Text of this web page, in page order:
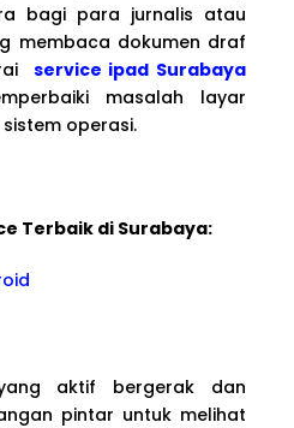
bagi para jurnalis atau
membaca dokumen draf
service ipad Surabaya
masalah layar
operasi.
Terbaik di Surabaya:
aktif bergerak dan
pintar untuk melihat